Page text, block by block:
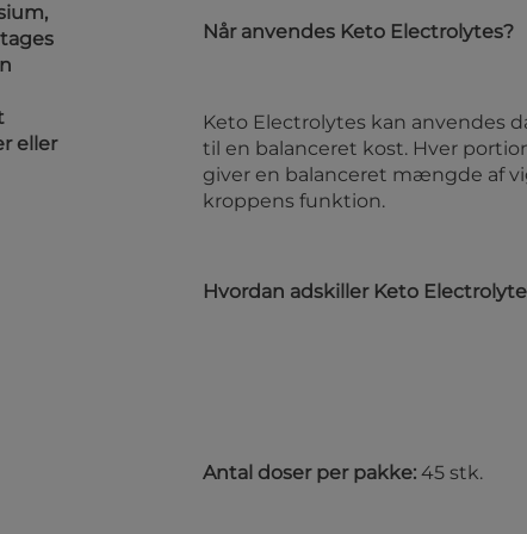
eller
Når anvendes Keto Electrolytes?
Keto Electrolytes kan anvendes
til en balanceret kost. Hver
giver en balanceret mængde af
kroppens funktion.
Hvordan adskiller Keto
Antal doser per pakke: 45 stk.